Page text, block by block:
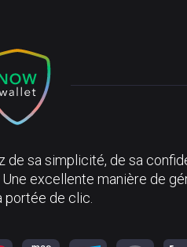
de sa simplicité, de sa
Une excellente manière de
portée de clic.